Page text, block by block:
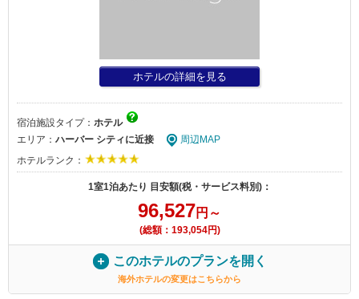
ホテルの詳細を見る
宿泊施設タイプ： ホテル
エリア： ハーバー シティに近接
周辺MAP
ホテルランク：
1室1泊あたり 目安額(税・サービス料別)：
96,527円～
(総額：193,054円)
このホテルのプランを開く
海外ホテルの変更はこちらから